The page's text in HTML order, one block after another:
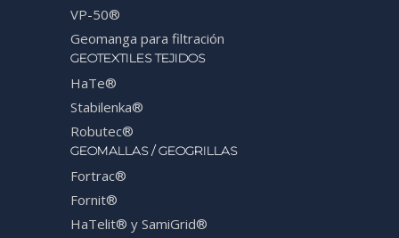
VP-50®
Geomanga para filtración
GEOTEXTILES TEJIDOS
HaTe®
Stabilenka®
Robutec®
GEOMALLAS / GEOGRILLAS
Fortrac®
Fornit®
HaTelit® y SamiGrid®